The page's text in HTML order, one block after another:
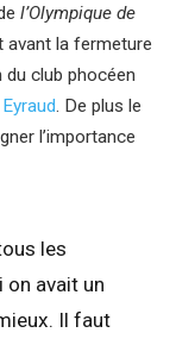
l’Olympique de
avant la fermeture
du club phocéen
. De plus le
l’importance
les
on avait un
Il faut